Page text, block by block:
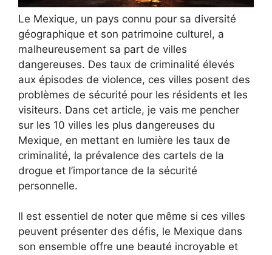
Le Mexique, un pays connu pour sa diversité
géographique et son patrimoine culturel, a
malheureusement sa part de villes
dangereuses. Des taux de criminalité élevés
aux épisodes de violence, ces villes posent des
problèmes de sécurité pour les résidents et les
visiteurs. Dans cet article, je vais me pencher
sur les 10 villes les plus dangereuses du
Mexique, en mettant en lumière les taux de
criminalité, la prévalence des cartels de la
drogue et l’importance de la sécurité
personnelle.
Il est essentiel de noter que même si ces villes
peuvent présenter des défis, le Mexique dans
son ensemble offre une beauté incroyable et